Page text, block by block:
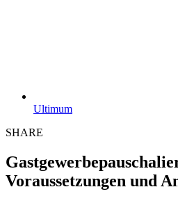
Ultimum
SHARE
Voraussetzungen und